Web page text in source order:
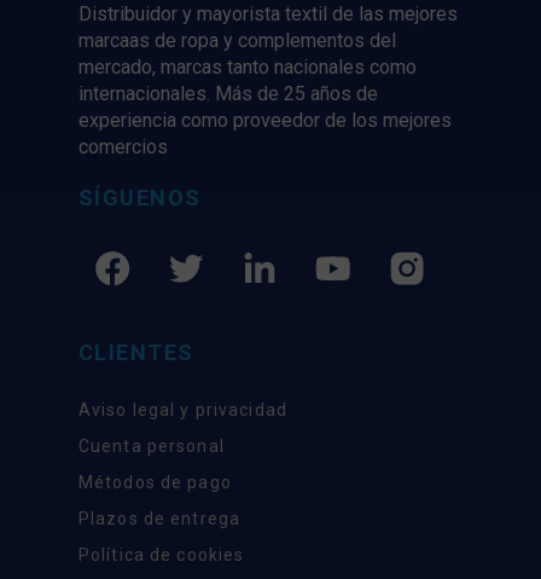
Distribuidor y mayorista textil de las mejores
marcaas de ropa y complementos del
mercado, marcas tanto nacionales como
internacionales. Más de 25 años de
experiencia como proveedor de los mejores
comercios
SÍGUENOS
CLIENTES
Aviso legal y privacidad
Cuenta personal
Métodos de pago
Plazos de entrega
Política de cookies